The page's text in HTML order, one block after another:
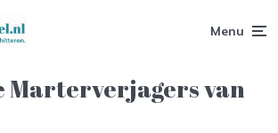
Menu
Marterverjagers van